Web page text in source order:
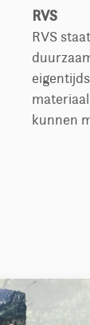
RVS
RVS
kunnen